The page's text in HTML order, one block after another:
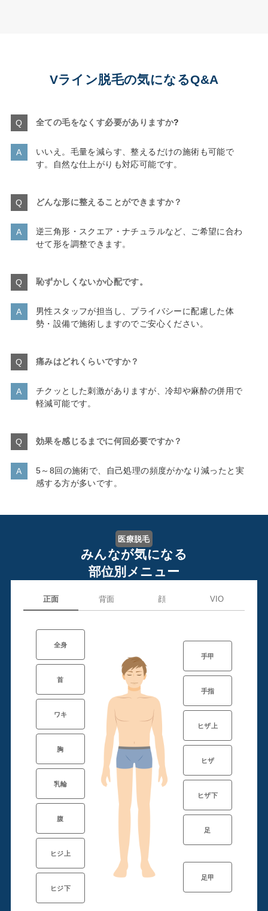
Vライン脱毛の気になるQ&A
全ての毛をなくす必要がありますか?
いいえ。毛量を減らす、整えるだけの施術も可能で
す。自然な仕上がりも対応可能です。
どんな形に整えることができますか？
逆三角形・スクエア・ナチュラルなど、ご希望に合わ
せて形を調整できます。
恥ずかしくないか心配です。
男性スタッフが担当し、プライバシーに配慮した体
勢・設備で施術しますのでご安心ください。
痛みはどれくらいですか？
チクッとした刺激がありますが、冷却や麻酔の併用で
軽減可能です。
効果を感じるまでに何回必要ですか？
5～8回の施術で、自己処理の頻度がかなり減ったと実
感する方が多いです。
医療脱毛
みんなが気になる
部位別メニュー
正面 背面 顔 VIO
全身
首
ワキ
胸
乳輪
腹
ヒジ上
ヒジ下
手甲
手指
ヒザ上
ヒザ
ヒザ下
足
足甲